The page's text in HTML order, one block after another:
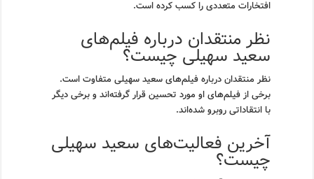
افتخارات متعددی را کسب کرده است.
نظر منتقدان درباره فیلم‌های
سعید سهیلی چیست؟
نظر منتقدان درباره فیلم‌های سعید سهیلی متفاوت است.
برخی از فیلم‌های او مورد تحسین قرار گرفته‌اند و برخی دیگر
با انتقاداتی روبرو شده‌اند.
آخرین فعالیت‌های سعید سهیلی
چیست؟